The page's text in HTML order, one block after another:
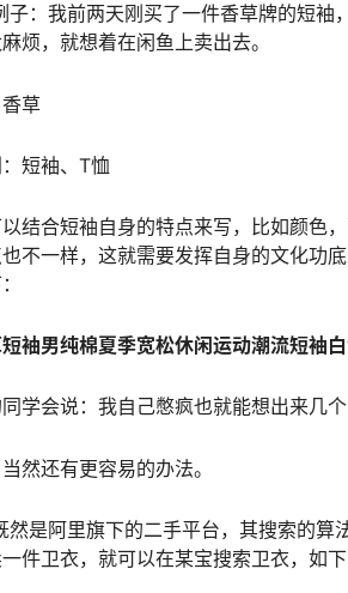
：我前两天刚买了一件香草牌的短袖
烦，就想着在闲鱼上卖出去。
草
短袖、T恤
结合短袖自身的特点来写，比如颜色
不一样，这就需要发挥自身的文化功
袖男纯棉夏季宽松休闲运动潮流短袖
学会说：我自己憋疯也就能想出来几个
然还有更容易的办法。
是阿里旗下的二手平台，其搜索的算
件卫衣，就可以在某宝搜索卫衣，如